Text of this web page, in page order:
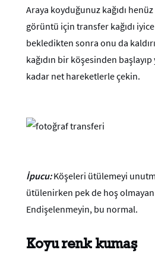
Araya koyduğunuz kağıdı
görüntü için transfer kağıdı
bekledikten sonra onu da
kağıdın bir köşesinden
kadar net hareketlerle çekin.
İpucu:Köşeleri ütülemeyi
ütülenirken pek de hoş
Endişelenmeyin, bu normal.
Koyu renk kumaş